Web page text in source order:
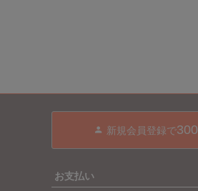
新規会員登録で300
お支払い